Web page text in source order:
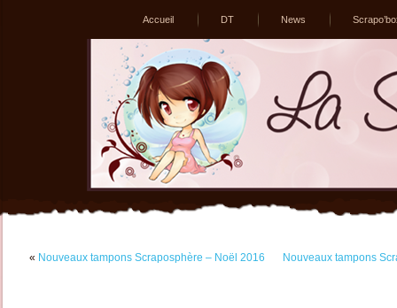
Accueil DT News
« Nouveaux tampons Scraposphère – Noël 2016 Nouveaux tampons